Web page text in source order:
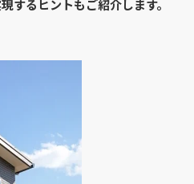
するヒントもご紹介します。